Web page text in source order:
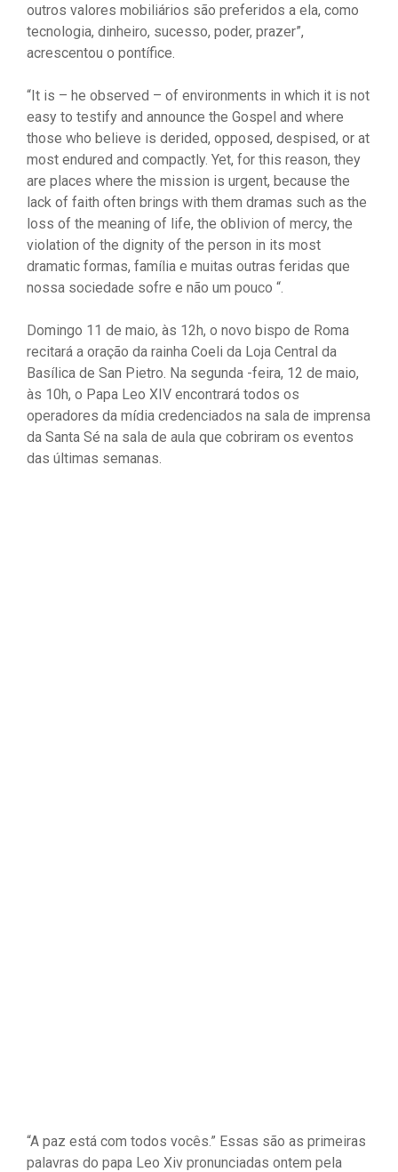
outros valores mobiliários são preferidos a ela, como
tecnologia, dinheiro, sucesso, poder, prazer”,
acrescentou o pontífice.
“It is – he observed – of environments in which it is not
easy to testify and announce the Gospel and where
those who believe is derided, opposed, despised, or at
most endured and compactly. Yet, for this reason, they
are places where the mission is urgent, because the
lack of faith often brings with them dramas such as the
loss of the meaning of life, the oblivion of mercy, the
violation of the dignity of the person in its most
dramatic formas, família e muitas outras feridas que
nossa sociedade sofre e não um pouco “.
Domingo 11 de maio, às 12h, o novo bispo de Roma
recitará a oração da rainha Coeli da Loja Central da
Basílica de San Pietro. Na segunda -feira, 12 de maio,
às 10h, o Papa Leo XIV encontrará todos os
operadores da mídia credenciados na sala de imprensa
da Santa Sé na sala de aula que cobriram os eventos
das últimas semanas.
“A paz está com todos vocês.” Essas são as primeiras
palavras do papa Leo Xiv pronunciadas ontem pela